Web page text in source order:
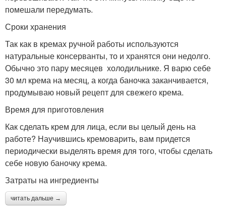
помешали передумать.
Сроки хранения
Так как в кремах ручной работы используются
натуральные консерванты, то и хранятся они недолго.
Обычно это пару месяцев холодильнике. Я варю себе
30 мл крема на месяц, а когда баночка заканчивается,
продумываю новый рецепт для свежего крема.
Время для приготовления
Как сделать крем для лица, если вы целый день на
работе? Научившись кремоварить, вам придется
периодически выделять время для того, чтобы сделать
себе новую баночку крема.
Затраты на ингредиенты
читать дальше →